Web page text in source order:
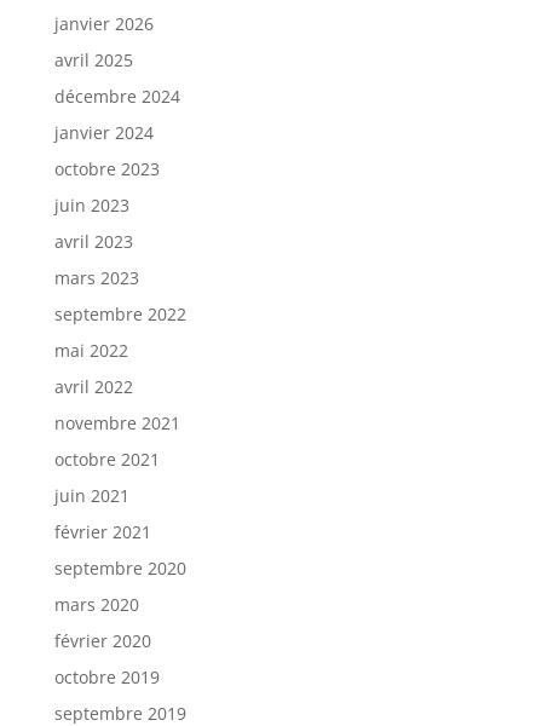
janvier 2026
avril 2025
décembre 2024
janvier 2024
octobre 2023
juin 2023
avril 2023
mars 2023
septembre 2022
mai 2022
avril 2022
novembre 2021
octobre 2021
juin 2021
février 2021
septembre 2020
mars 2020
février 2020
octobre 2019
septembre 2019